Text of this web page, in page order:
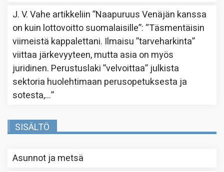
J. V. Vahe artikkeliin”Naapuruus Venäjän kanssa
on kuin lottovoitto suomalaisille”: “Täsmentäisin
viimeistä kappalettani. Ilmaisu ”tarveharkinta”
viittaa järkevyyteen, mutta asia on myös
juridinen. Perustuslaki ”velvoittaa” julkista
sektoria huolehtimaan perusopetuksesta ja
sotesta,…”
SISÄLTÖ
Asunnot ja metsä